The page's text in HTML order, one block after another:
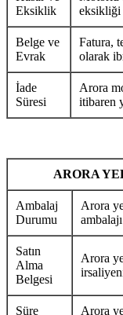
Eksiklik
eksikliği
Belge ve
Evrak
Fatura,
olarak
İade
Süresi
Arora
itibaren
ARORA
Ambalaj
Durumu
Arora
Satın
Alma
Belgesi
Arora
Süre Arora